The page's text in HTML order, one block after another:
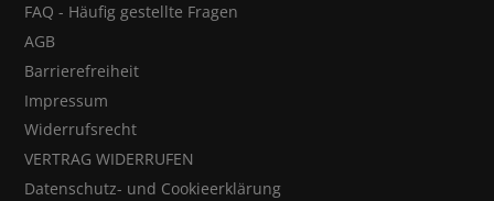
FAQ - Häufig gestellte Fragen
AGB
Barrierefreiheit
Impressum
Widerrufsrecht
VERTRAG WIDERRUFEN
Datenschutz- und Cookieerklärung